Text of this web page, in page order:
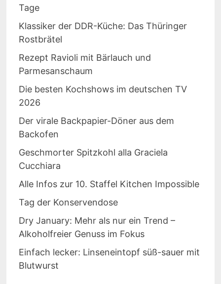
Tage
Klassiker der DDR-Küche: Das Thüringer
Rostbrätel
Rezept Ravioli mit Bärlauch und
Parmesanschaum
Die besten Kochshows im deutschen TV
2026
Der virale Backpapier-Döner aus dem
Backofen
Geschmorter Spitzkohl alla Graciela
Cucchiara
Alle Infos zur 10. Staffel Kitchen Impossible
Tag der Konservendose
Dry January: Mehr als nur ein Trend –
Alkoholfreier Genuss im Fokus
Einfach lecker: Linseneintopf süß-sauer mit
Blutwurst